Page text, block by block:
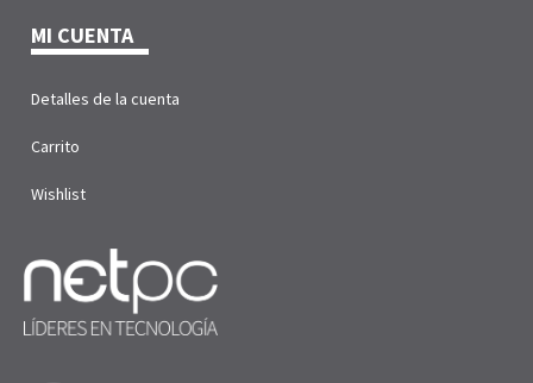
MI CUENTA
Detalles de la cuenta
Carrito
Wishlist